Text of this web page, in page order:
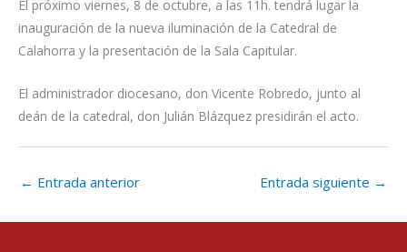
El próximo viernes, 8 de octubre, a las 11h. tendrá lugar la
inauguración de la nueva iluminación de la Catedral de
Calahorra y la presentación de la Sala Capitular.
El administrador diocesano, don Vicente Robredo, junto al
deán de la catedral, don Julián Blázquez presidirán el acto.
← Entrada anterior Entrada siguiente →